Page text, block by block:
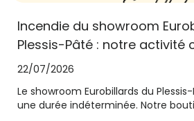
Incendie du showroom
Plessis-Pâté : notre activité
22/07/2026
Le showroom Eurobillards du
une durée indéterminée. Notre